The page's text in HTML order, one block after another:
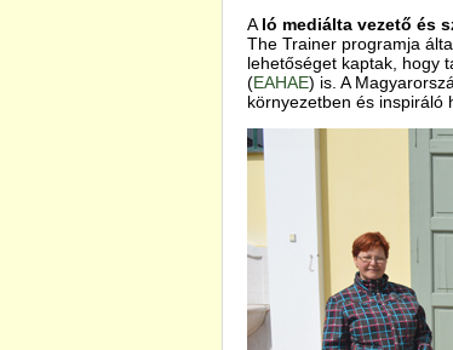
A ló mediálta vezető és
The Trainer programja
lehetőséget kaptak, hogy
(EAHAE) is. A
környezetben és inspiráló